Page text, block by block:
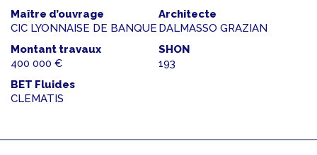
Maître d’ouvrage
CIC LYONNAISE DE BANQUE
Architecte
DALMASSO GRAZIAN
Montant travaux
400 000 €
SHON
193
BET Fluides
CLEMATIS